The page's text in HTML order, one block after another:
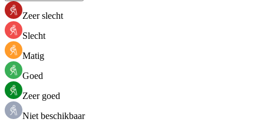
Zeer slecht
Slecht
Matig
Goed
Zeer goed
Niet beschikbaar